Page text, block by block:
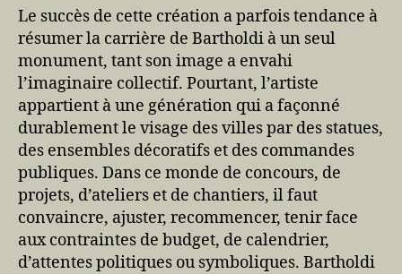
Le succès de cette création a parfois tendance à
résumer la carrière de Bartholdi à un seul
monument, tant son image a envahi
l’imaginaire collectif. Pourtant, l’artiste
appartient à une génération qui a façonné
durablement le visage des villes par des statues,
des ensembles décoratifs et des commandes
publiques. Dans ce monde de concours, de
projets, d’ateliers et de chantiers, il faut
convaincre, ajuster, recommencer, tenir face
aux contraintes de budget, de calendrier,
d’attentes politiques ou symboliques. Bartholdi